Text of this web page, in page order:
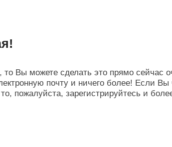
Вы можете сделать это прямо сейчас
почту и ничего более! Если Вы
пожалуйста, зарегистрируйтесь и